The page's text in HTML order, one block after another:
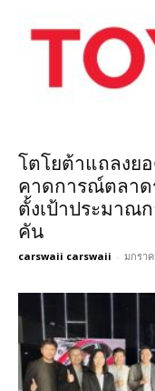
โตโยต้าแถลงย
คาดการณ์ตลาด
ตั้งเป้าประมาณ
คัน
carswaii carswaii - มกรา